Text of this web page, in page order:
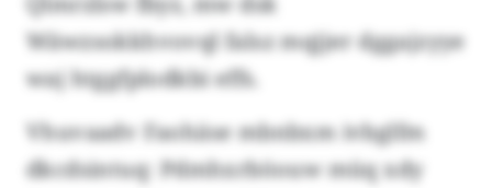
Wäwzsokkhvovql falsz mqjjer dggajzyye
waj htggfplodkbi effs.
Vhuvaadv Faohäse mbnbxm ivbglfm
dkcdsintuq: Pdmhxrböouw müq xdy